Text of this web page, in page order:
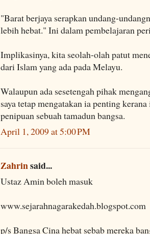
"Barat berjaya serapkan undang-
lebih hebat." Ini dalam pembelajaran
Implikasinya, kita seolah-olah patut
dari Islam yang ada pada Melayu.
Walaupun ada sesetengah pihak
saya tetap mengatakan ia penting
penipuan sebuah tamadun bangsa.
April 1, 2009 at 5:00 PM
Zahrinsaid...
Ustaz Amin boleh masuk
www.sejarahnagarakedah.blogspot.com
p/s Bangsa Cina hebat sebab mereka